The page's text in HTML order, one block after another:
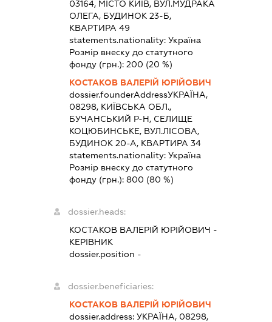
03164, МІСТО КИЇВ, ВУЛ.МУДРАКА
ОЛЕГА, БУДИНОК 23-Б,
КВАРТИРА 49
statements.nationality: Україна
Розмір внеску до статутного
фонду (грн.): 200 (20 %)
КОСТАКОВ ВАЛЕРІЙ ЮРІЙОВИЧ
dossier.founderAddressУКРАЇНА,
08298, КИЇВСЬКА ОБЛ.,
БУЧАНСЬКИЙ Р-Н, СЕЛИЩЕ
КОЦЮБИНСЬКЕ, ВУЛ.ЛІСОВА,
БУДИНОК 20-А, КВАРТИРА 34
statements.nationality: Україна
Розмір внеску до статутного
фонду (грн.): 800 (80 %)
dossier.heads:
КОСТАКОВ ВАЛЕРІЙ ЮРІЙОВИЧ -
КЕРІВНИК
dossier.position -
dossier.beneficiaries:
КОСТАКОВ ВАЛЕРІЙ ЮРІЙОВИЧ
dossier.address: УКРАЇНА, 08298,